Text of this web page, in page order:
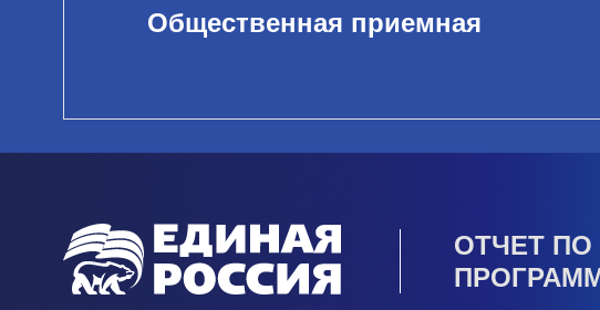
Общественная приемная
ОТЧЕТ